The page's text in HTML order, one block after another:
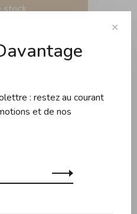
stock
99$ d'achats au Québec
avec trou pour pouvoir
✕
: restez au courant
et de nos